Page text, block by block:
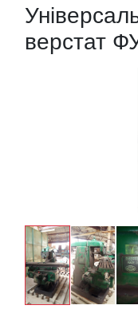
верстат